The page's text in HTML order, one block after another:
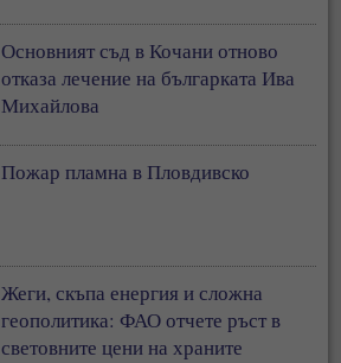
Основният съд в Кочани отново
отказа лечение на българката Ива
Михайлова
Пожар пламна в Пловдивско
Жеги, скъпа енергия и сложна
геополитика: ФАО отчете ръст в
световните цени на храните